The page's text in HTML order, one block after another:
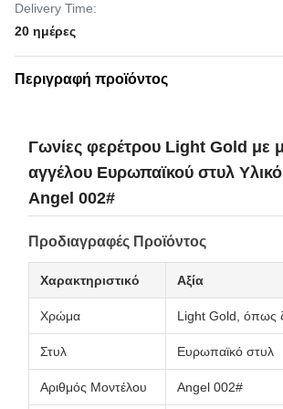
Delivery Time:
20 ημέρες
Περιγραφή προϊόντος
Γωνίες φερέτρου Light Gold με
αγγέλου Ευρωπαϊκού στυλ
Angel 002#
Προδιαγραφές Προϊόντος
Χαρακτηριστικό Αξία
Χρώμα Light Gold, όπως
Στυλ Ευρωπαϊκό στυλ
Αριθμός Μοντέλου Angel 002#